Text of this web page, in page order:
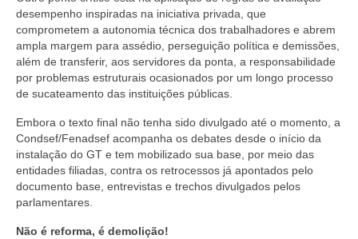
desempenho inspiradas na iniciativa privada, que
comprometem a autonomia técnica dos trabalhadores e abrem
ampla margem para assédio, perseguição política e demissões,
além de transferir, aos servidores da ponta, a responsabilidade
por problemas estruturais ocasionados por um longo processo
de sucateamento das instituições públicas.
Embora o texto final não tenha sido divulgado até o momento, a
Condsef/Fenadsef acompanha os debates desde o início da
instalação do GT e tem mobilizado sua base, por meio das
entidades filiadas, contra os retrocessos já apontados pelo
documento base, entrevistas e trechos divulgados pelos
parlamentares.
Não é reforma, é demolição!